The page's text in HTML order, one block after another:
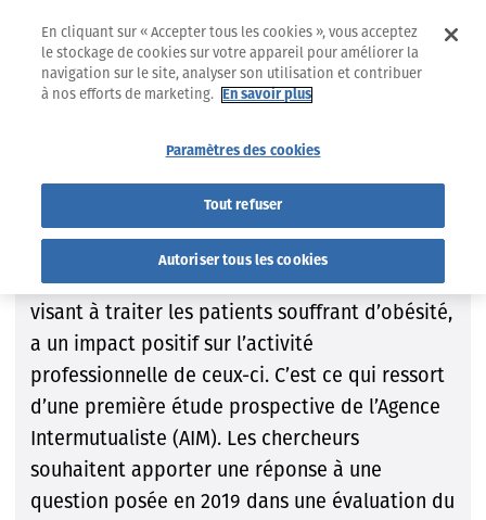
L'activité professionnelle en
hausse après une
intervention bariatrique
La chirurgie bariatrique, une intervention
visant à traiter les patients souffrant d’obésité,
a un impact positif sur l’activité
professionnelle de ceux-ci. C’est ce qui ressort
d’une première étude prospective de l’Agence
Intermutualiste (AIM). Les chercheurs
souhaitent apporter une réponse à une
question posée en 2019 dans une évaluation du
En cliquant sur « Accepter tous les cookies », vous acceptez
le stockage de cookies sur votre appareil pour améliorer la
navigation sur le site, analyser son utilisation et contribuer
à nos efforts de marketing.
En savoir plus
Paramètres des cookies
Tout refuser
Autoriser tous les cookies